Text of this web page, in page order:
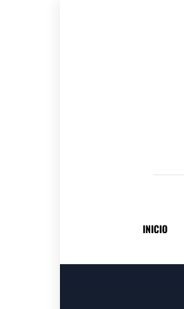
INICIO